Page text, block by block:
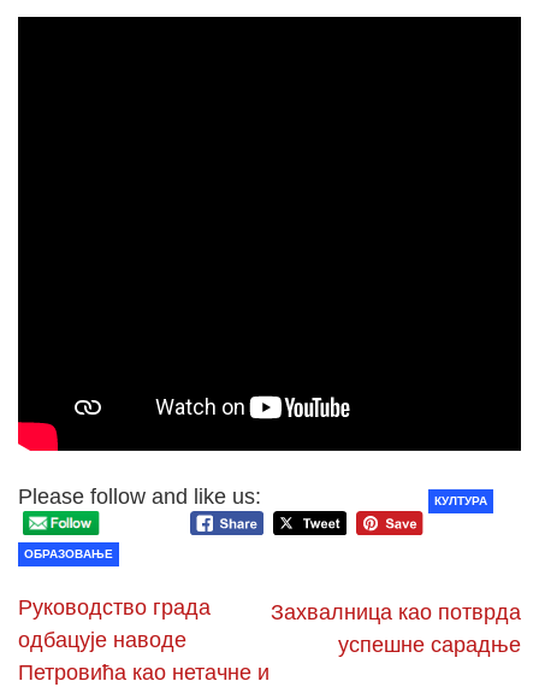
Please follow and like us: КУЛТУРА
ОБРАЗОВАЊЕ
Руководство града
одбацује наводе
Петровића као нетачне и
Захвалница као потврда
успешне сарадње